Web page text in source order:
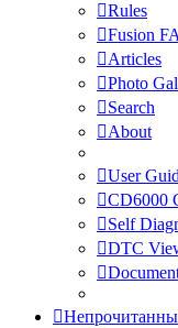
Rules
Fusion
Articles
Photo
Search
About
User
CD6000
Self
DTC